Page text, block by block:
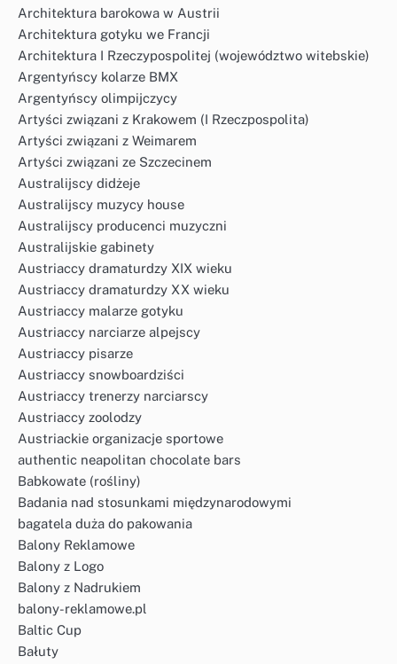
Architektura barokowa w Austrii
Architektura gotyku we Francji
Architektura I Rzeczypospolitej (województwo witebskie)
Argentyńscy kolarze BMX
Argentyńscy olimpijczycy
Artyści związani z Krakowem (I Rzeczpospolita)
Artyści związani z Weimarem
Artyści związani ze Szczecinem
Australijscy didżeje
Australijscy muzycy house
Australijscy producenci muzyczni
Australijskie gabinety
Austriaccy dramaturdzy XIX wieku
Austriaccy dramaturdzy XX wieku
Austriaccy malarze gotyku
Austriaccy narciarze alpejscy
Austriaccy pisarze
Austriaccy snowboardziści
Austriaccy trenerzy narciarscy
Austriaccy zoolodzy
Austriackie organizacje sportowe
authentic neapolitan chocolate bars
Babkowate (rośliny)
Badania nad stosunkami międzynarodowymi
bagatela duża do pakowania
Balony Reklamowe
Balony z Logo
Balony z Nadrukiem
balony-reklamowe.pl
Baltic Cup
Bałuty